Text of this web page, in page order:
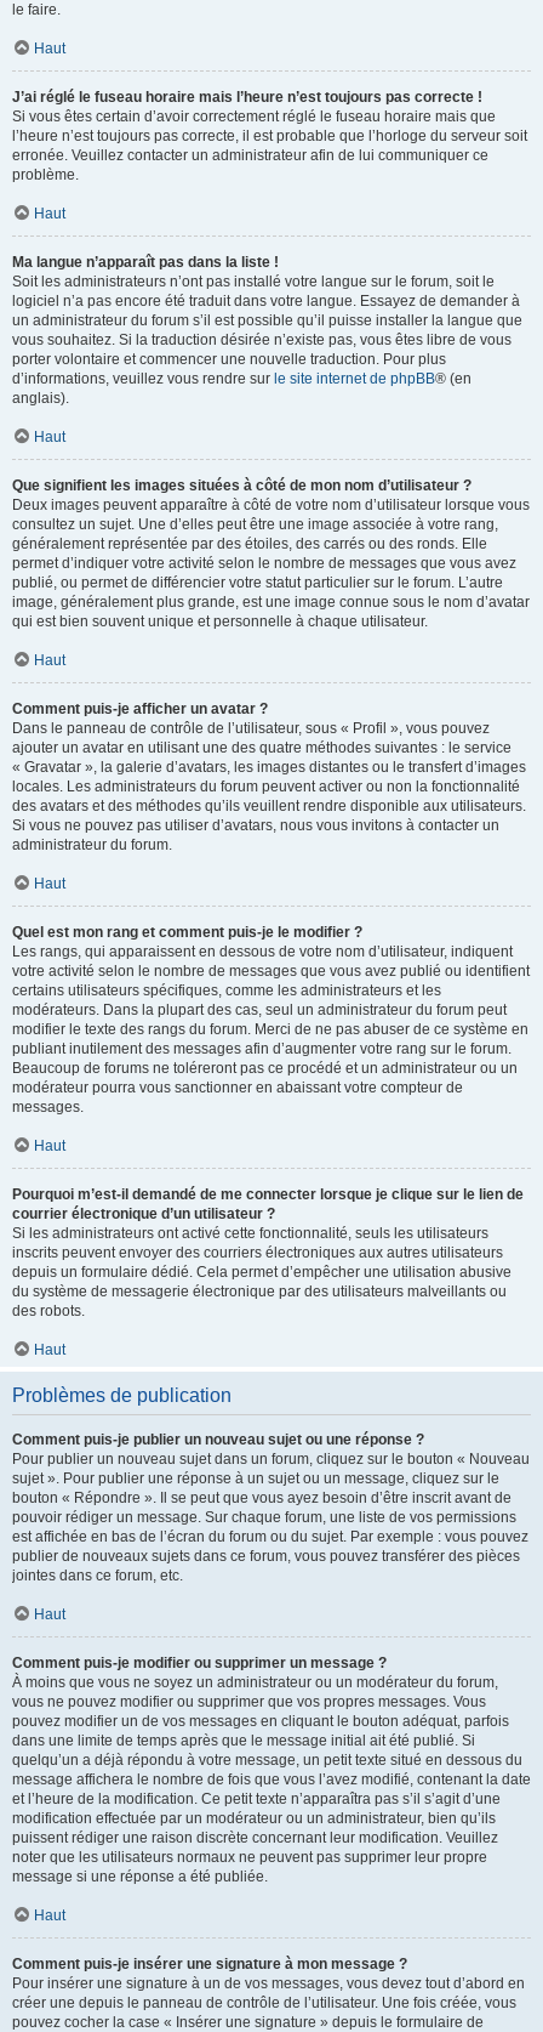
le faire.
Haut
J’ai réglé le fuseau horaire mais l’heure n’est toujours pas correcte !
Si vous êtes certain d’avoir correctement réglé le fuseau horaire mais que
l’heure n’est toujours pas correcte, il est probable que l’horloge du serveur soit
erronée. Veuillez contacter un administrateur afin de lui communiquer ce
problème.
Haut
Ma langue n’apparaît pas dans la liste !
Soit les administrateurs n’ont pas installé votre langue sur le forum, soit le
logiciel n’a pas encore été traduit dans votre langue. Essayez de demander à
un administrateur du forum s’il est possible qu’il puisse installer la langue que
vous souhaitez. Si la traduction désirée n’existe pas, vous êtes libre de vous
porter volontaire et commencer une nouvelle traduction. Pour plus
d’informations, veuillez vous rendre sur le site internet de phpBB® (en
anglais).
Haut
Que signifient les images situées à côté de mon nom d’utilisateur ?
Deux images peuvent apparaître à côté de votre nom d’utilisateur lorsque vous
consultez un sujet. Une d’elles peut être une image associée à votre rang,
généralement représentée par des étoiles, des carrés ou des ronds. Elle
permet d’indiquer votre activité selon le nombre de messages que vous avez
publié, ou permet de différencier votre statut particulier sur le forum. L’autre
image, généralement plus grande, est une image connue sous le nom d’avatar
qui est bien souvent unique et personnelle à chaque utilisateur.
Haut
Comment puis-je afficher un avatar ?
Dans le panneau de contrôle de l’utilisateur, sous « Profil », vous pouvez
ajouter un avatar en utilisant une des quatre méthodes suivantes : le service
« Gravatar », la galerie d’avatars, les images distantes ou le transfert d’images
locales. Les administrateurs du forum peuvent activer ou non la fonctionnalité
des avatars et des méthodes qu’ils veuillent rendre disponible aux utilisateurs.
Si vous ne pouvez pas utiliser d’avatars, nous vous invitons à contacter un
administrateur du forum.
Haut
Quel est mon rang et comment puis-je le modifier ?
Les rangs, qui apparaissent en dessous de votre nom d’utilisateur, indiquent
votre activité selon le nombre de messages que vous avez publié ou identifient
certains utilisateurs spécifiques, comme les administrateurs et les
modérateurs. Dans la plupart des cas, seul un administrateur du forum peut
modifier le texte des rangs du forum. Merci de ne pas abuser de ce système en
publiant inutilement des messages afin d’augmenter votre rang sur le forum.
Beaucoup de forums ne toléreront pas ce procédé et un administrateur ou un
modérateur pourra vous sanctionner en abaissant votre compteur de
messages.
Haut
Pourquoi m’est-il demandé de me connecter lorsque je clique sur le lien de
courrier électronique d’un utilisateur ?
Si les administrateurs ont activé cette fonctionnalité, seuls les utilisateurs
inscrits peuvent envoyer des courriers électroniques aux autres utilisateurs
depuis un formulaire dédié. Cela permet d’empêcher une utilisation abusive
du système de messagerie électronique par des utilisateurs malveillants ou
des robots.
Haut
Problèmes de publication
Comment puis-je publier un nouveau sujet ou une réponse ?
Pour publier un nouveau sujet dans un forum, cliquez sur le bouton « Nouveau
sujet ». Pour publier une réponse à un sujet ou un message, cliquez sur le
bouton « Répondre ». Il se peut que vous ayez besoin d’être inscrit avant de
pouvoir rédiger un message. Sur chaque forum, une liste de vos permissions
est affichée en bas de l’écran du forum ou du sujet. Par exemple : vous pouvez
publier de nouveaux sujets dans ce forum, vous pouvez transférer des pièces
jointes dans ce forum, etc.
Haut
Comment puis-je modifier ou supprimer un message ?
À moins que vous ne soyez un administrateur ou un modérateur du forum,
vous ne pouvez modifier ou supprimer que vos propres messages. Vous
pouvez modifier un de vos messages en cliquant le bouton adéquat, parfois
dans une limite de temps après que le message initial ait été publié. Si
quelqu’un a déjà répondu à votre message, un petit texte situé en dessous du
message affichera le nombre de fois que vous l’avez modifié, contenant la date
et l’heure de la modification. Ce petit texte n’apparaîtra pas s’il s’agit d’une
modification effectuée par un modérateur ou un administrateur, bien qu’ils
puissent rédiger une raison discrète concernant leur modification. Veuillez
noter que les utilisateurs normaux ne peuvent pas supprimer leur propre
message si une réponse a été publiée.
Haut
Comment puis-je insérer une signature à mon message ?
Pour insérer une signature à un de vos messages, vous devez tout d’abord en
créer une depuis le panneau de contrôle de l’utilisateur. Une fois créée, vous
pouvez cocher la case « Insérer une signature » depuis le formulaire de